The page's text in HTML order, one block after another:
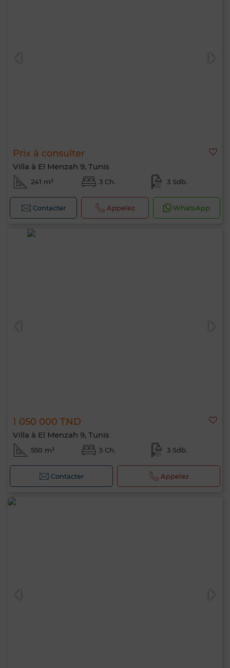
Prix à consulter
Villa à El Menzah 9, Tunis
241 m² 3 Ch. 3 Sdb.
Contacter Appelez WhatsApp
1 050 000 TND
Villa à El Menzah 9, Tunis
550 m² 5 Ch. 3 Sdb.
Contacter Appelez